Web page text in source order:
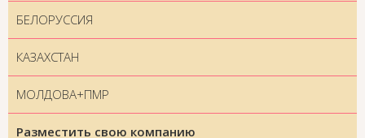
БЕЛОРУССИЯ
КАЗАХСТАН
МОЛДОВА+ПМР
Разместить свою компанию